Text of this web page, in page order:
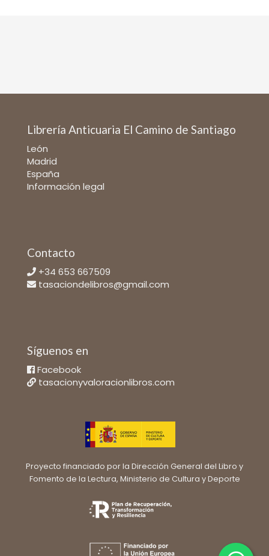
Librería Anticuaria El Camino de Santiago
León
Madrid
España
Información legal
Contacto
+34 653 667509
tasaciondelibros@gmail.com
Síguenos en
Facebook
tasacionyvaloracionlibros.com
Proyecto financiado por la Dirección General del Libro y
Fomento de la Lectura, Ministerio de Cultura y Deporte